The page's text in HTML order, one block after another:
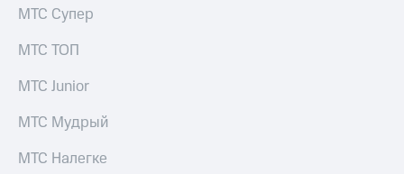
МТС Супер
МТС ТОП
МТС Junior
МТС Мудрый
МТС Налегке